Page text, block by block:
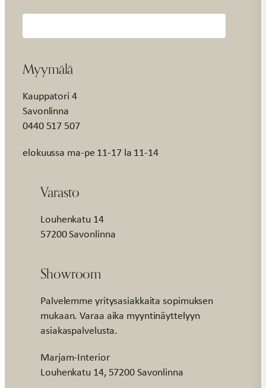
Myymälä
Kauppatori 4
Savonlinna
0440 517 507
elokuussa ma-pe 11-17 la 11-14
Varasto
Louhenkatu 14
57200 Savonlinna
Showroom
Palvelemme yritysasiakkaita sopimuksen
mukaan. Varaa aika myyntinäyttelyyn
asiakaspalvelusta.
Marjam-Interior
Louhenkatu 14, 57200 Savonlinna